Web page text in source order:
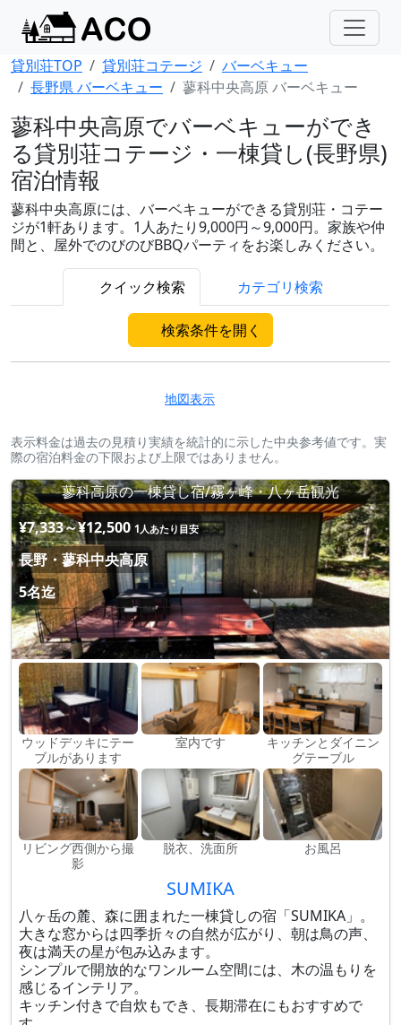
貸別荘TOP 貸別荘コテージ
バーベキュー
長野県 バーベキュー
蓼科中央高原 バーベキュー
蓼科中央高原でバーベキューができ
る貸別荘コテージ・一棟貸し(長野県)
宿泊情報
蓼科中央高原には、バーベキューができる貸別荘・コテー
ジが1軒あります。1人あたり9,000円～9,000円。家族や仲
間と、屋外でのびのびBBQパーティをお楽しみください。
クイック検索 カテゴリ検索
検索条件を開く
地図表示
表示料金は過去の見積り実績を統計的に示した中央参考値です。実
際の宿泊料金の下限および上限ではありません。
蓼科高原の一棟貸し宿/霧ヶ峰・八ヶ岳観光
¥7,333～¥12,500 1人あたり目安
長野・蓼科中央高原
5名迄
ウッドデッキにテー
ブルがあります
室内です
キッチンとダイニン
グテーブル
リビング西側から撮
影
脱衣、洗面所 お風呂
SUMIKA
八ヶ岳の麓、森に囲まれた一棟貸しの宿「SUMIKA」。
大きな窓からは四季折々の自然が広がり、朝は鳥の声、
夜は満天の星が包み込みます。
シンプルで開放的なワンルーム空間には、木の温もりを
感じるインテリア。
キッチン付きで自炊もでき、長期滞在にもおすすめで